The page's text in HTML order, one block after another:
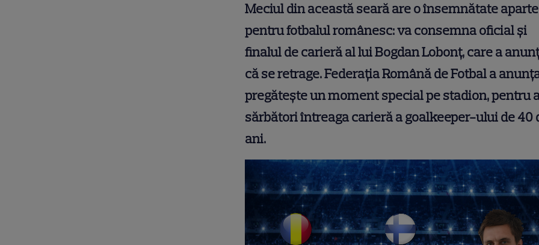
Meciul din această seară are o însemnătate aparte
pentru fotbalul românesc: va consemna oficial și
finalul de carieră al lui Bogdan Lobonț, care a
că se retrage. Federația Română de Fotbal a
pregătește un moment special pe stadion, pentru
sărbători întreaga carieră a goalkeeper-ului de 40
ani.